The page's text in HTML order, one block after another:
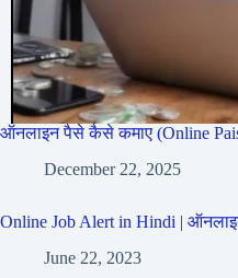
ऑनलाइन पैसे कैसे कमाए (Online
December 22, 2025
Online Job Alert in Hindi |
June 22, 2023